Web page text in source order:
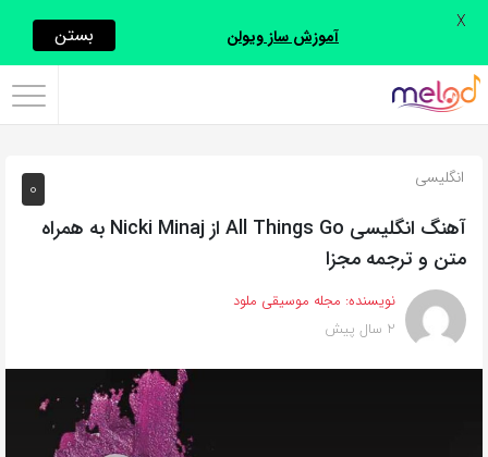
اشتراک
با
روش‌های
زیر
این
صفحه
را
0 انگلیسی
آهنگ انگلیسی All Things Go از Nicki Minaj به همراه
متن و ترجمه مجزا
نویسنده: مجله موسیقی ملود
2 سال پیش
آموزش ساز ویولن بستن X